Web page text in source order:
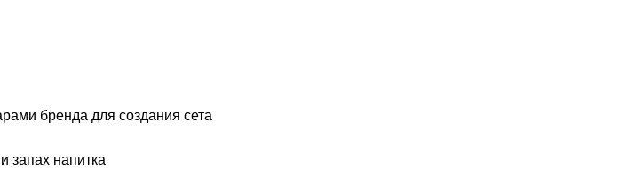
бренда для создания сета
запах напитка